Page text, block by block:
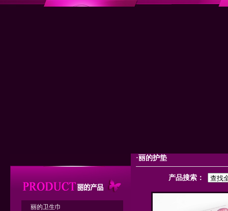
丽的卫生巾
·丽的护垫
产品搜索：